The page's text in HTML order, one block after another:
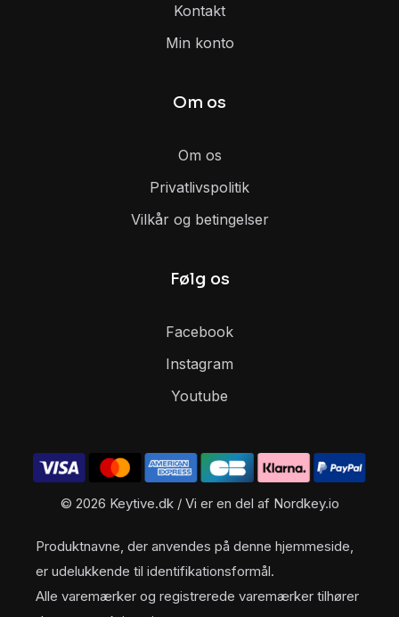
Kontakt
Min konto
Om os
Om os
Privatlivspolitik
Vilkår og betingelser
Følg os
Facebook
Instagram
Youtube
© 2026 Keytive.dk / Vi er en del af Nordkey.io
Produktnavne, der anvendes på denne hjemmeside,
er udelukkende til identifikationsformål.
Alle varemærker og registrerede varemærker tilhører